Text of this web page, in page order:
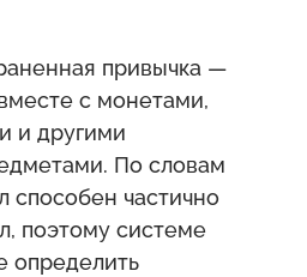
привычка —
с монетами,
и другими
По словам
способен частично
поэтому системе
определить